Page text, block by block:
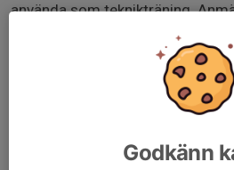
använda som teknikträning.
Godkänn